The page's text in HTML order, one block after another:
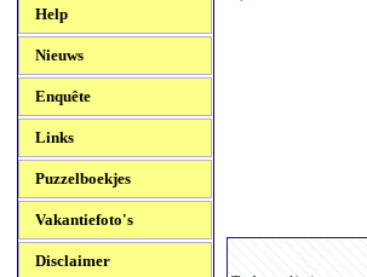
Help
Nieuws
Enquête
Links
Puzzelboekjes
Vakantiefoto's
Disclaimer